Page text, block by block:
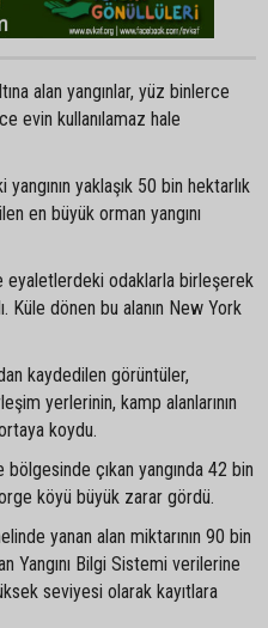
alan yangınlar, yüz binlerce
evin kullanılamaz hale
yaklaşık 50 bin hektarlık
en büyük orman yangını
eyaletlerdeki odaklarla birleşerek
Küle dönen bu alanın New York
kaydedilen görüntüler,
yerlerinin, kamp alanlarının
koydu.
bölgesinde çıkan yangında 42 bin
köyü büyük zarar gördü.
yanan alan miktarının 90 bin
Yangını Bilgi Sistemi verilerine
seviyesi olarak kayıtlara